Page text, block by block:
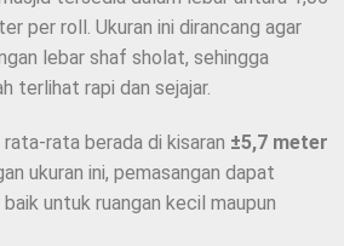
per roll. Ukuran ini dirancang agar
lebar shaf sholat, sehingga
terlihat rapi dan sejajar.
rata berada di kisaran ±5,7 meter
ukuran ini, pemasangan dapat
untuk ruangan kecil maupun